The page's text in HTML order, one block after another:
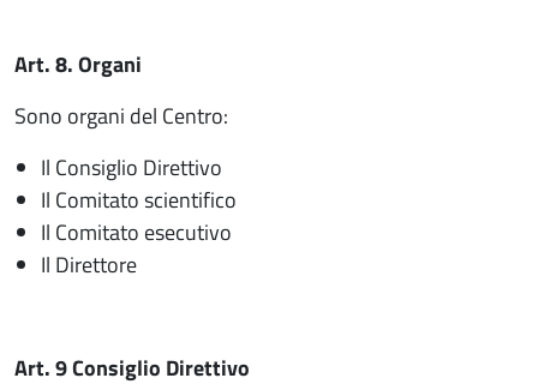
Art. 8. Organi
Sono organi del Centro:
Il Consiglio Direttivo
Il Comitato scientifico
Il Comitato esecutivo
Il Direttore
Art. 9 Consiglio Direttivo